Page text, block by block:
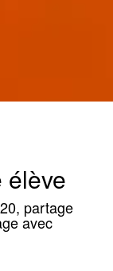
élève
partage
avec